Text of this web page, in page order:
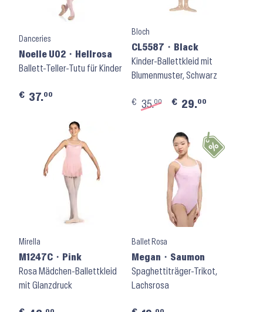
Danceries
Noelle U02 ⬝ Hellrosa
Ballett-Teller-Tutu für Kinder
€ 37.00
Bloch
CL5587 ⬝ Black
Kinder-Ballettkleid mit
Blumenmuster, Schwarz
€ 35.00 € 29.00
Mirella
M1247C ⬝ Pink
Rosa Mädchen-Ballettkleid
mit Glanzdruck
Ballet Rosa
Megan ⬝ Saumon
Spaghettiträger-Trikot,
Lachsrosa